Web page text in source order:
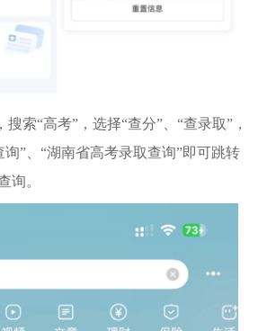
索“高考”，选择“查分”、“查录取”，
”、“湖南省高考录取查询”即可跳转
询。